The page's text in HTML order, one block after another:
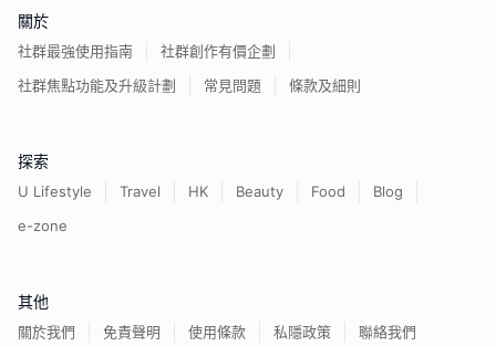
關於
社群最強使用指南
社群創作有價企劃
社群焦點功能及升級計劃
常見問題 條款及細則
探索
U Lifestyle Travel HK Beauty Food
Blog
e-zone
其他
關於我們 免責聲明 使用條款 私隱政策 聯絡我們